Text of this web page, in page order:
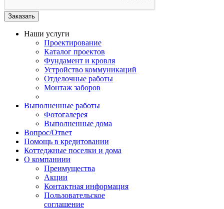
Наши услуги
Проектирование
Каталог проектов
Фундамент и кровля
Устройство коммуникаций
Отделочные работы
Монтаж заборов
Выполненные работы
Фотогалерея
Выполненные дома
Вопрос/Ответ
Помощь в кредитовании
Коттеджные поселки и дома
О компаниии
Преимущества
Акции
Контактная информация
Пользовательское
соглашение